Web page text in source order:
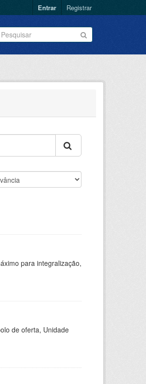
Entrar Registrar
para integralização,
de oferta, Unidade